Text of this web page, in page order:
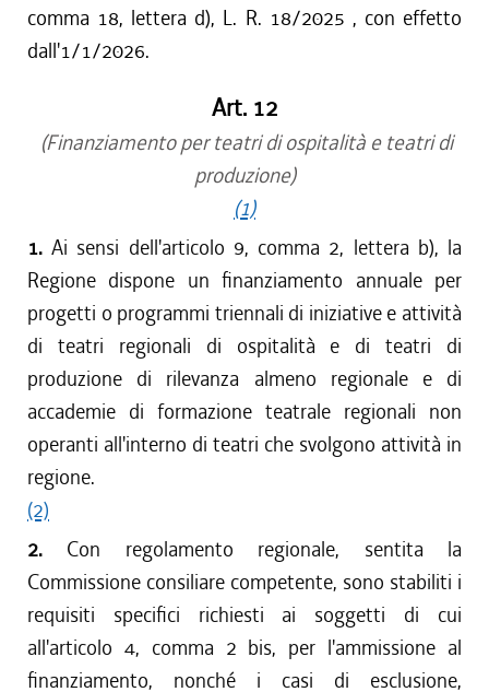
comma 18, lettera d), L. R. 18/2025 , con effetto
dall'1/1/2026.
Art. 12
(Finanziamento per teatri di ospitalità e teatri di
produzione)
(1)
1.Ai sensi dell'articolo 9, comma 2, lettera b), la
Regione dispone un finanziamento annuale per
progetti o programmi triennali di iniziative e attività
di teatri regionali di ospitalità e di teatri di
produzione di rilevanza almeno regionale e di
accademie di formazione teatrale regionali non
operanti all'interno di teatri che svolgono attività in
regione.
(2)
2. Con regolamento regionale, sentita la
Commissione consiliare competente, sono stabiliti i
requisiti specifici richiesti ai soggetti di cui
all'articolo 4, comma 2 bis, per l'ammissione al
finanziamento, nonché i casi di esclusione,